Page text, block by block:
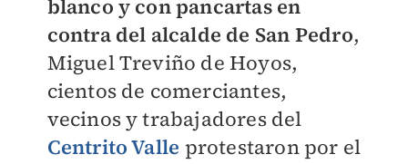
blanco y con pancartas en
contra del alcalde de San Pedro,
Miguel Treviño de Hoyos,
cientos de comerciantes,
vecinos y trabajadores del
Centrito Valle protestaron por el